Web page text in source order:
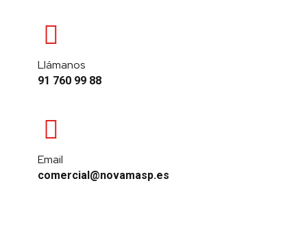
Llámanos
91 760 99 88
Email
comercial@novamasp.es